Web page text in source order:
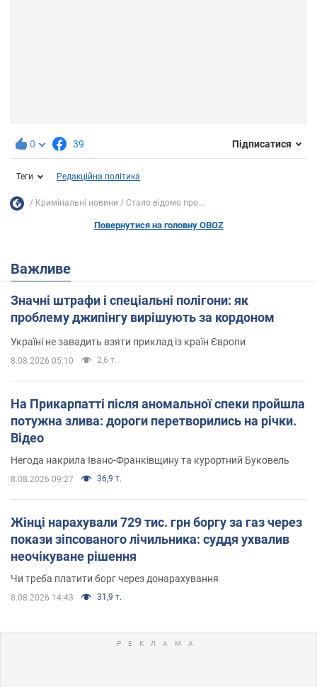
0 39 Підписатися
Теги Редакційна політика
Кримінальні новини Стало відомо про...
Повернутися на головну OBOZ
Важливе
Значні штрафи і спеціальні полігони: як
проблему джипінгу вирішують за кордоном
Україні не завадить взяти приклад із країн Європи
8.08.2026 05:10 2,6 т.
На Прикарпатті після аномальної спеки пройшла
потужна злива: дороги перетворились на річки.
Відео
Негода накрила Івано-Франківщину та курортний Буковель
8.08.2026 09:27 36,9 т.
Жінці нарахували 729 тис. грн боргу за газ через
покази зіпсованого лічильника: суддя ухвалив
неочікуване рішення
Чи треба платити борг через донарахування
8.08.2026 14:43 31,9 т.